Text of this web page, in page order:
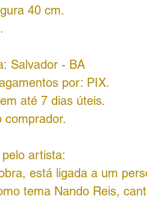
40 cm.
Salvador - BA
por: PIX.
até 7 dias úteis.
comprador.
artista:
está ligada a um
tema Nando Reis,